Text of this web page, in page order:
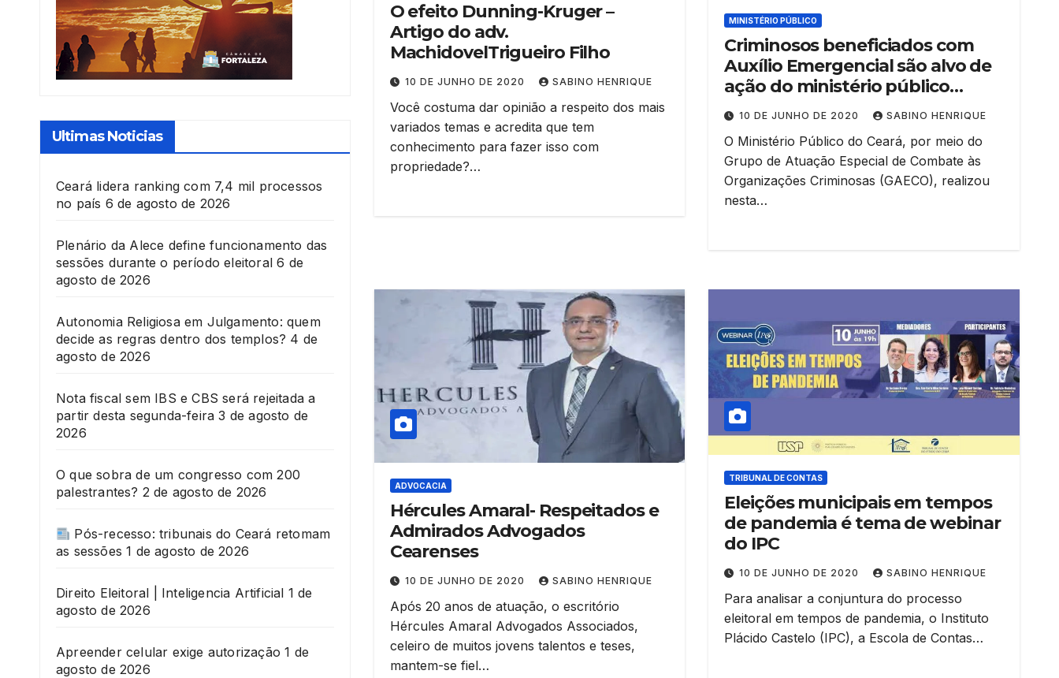
Ultimas Noticias
Ceará lidera ranking com 7,4 mil processos
no país 6 de agosto de 2026
Plenário da Alece define funcionamento das
sessões durante o período eleitoral 6 de
agosto de 2026
Autonomia Religiosa em Julgamento: quem
decide as regras dentro dos templos? 4 de
agosto de 2026
Nota fiscal sem IBS e CBS será rejeitada a
partir desta segunda-feira 3 de agosto de
2026
O que sobra de um congresso com 200
palestrantes? 2 de agosto de 2026
Pós-recesso: tribunais do Ceará retomam
as sessões 1 de agosto de 2026
Direito Eleitoral | Inteligencia Artificial 1 de
agosto de 2026
Apreender celular exige autorização 1 de
agosto de 2026
O efeito Dunning-Kruger –
Artigo do adv.
MachidovelTrigueiro Filho
10 DE JUNHO DE 2020 SABINO HENRIQUE
Você costuma dar opinião a respeito dos mais
variados temas e acredita que tem
conhecimento para fazer isso com
propriedade?…
MINISTÉRIO PÚBLICO
Criminosos beneficiados com
Auxílio Emergencial são alvo de
ação do ministério público
cearense
10 DE JUNHO DE 2020 SABINO HENRIQUE
O Ministério Público do Ceará, por meio do
Grupo de Atuação Especial de Combate às
Organizações Criminosas (GAECO), realizou
nesta…
ADVOCACIA
Hércules Amaral- Respeitados e
Admirados Advogados
Cearenses
10 DE JUNHO DE 2020 SABINO HENRIQUE
Após 20 anos de atuação, o escritório
Hércules Amaral Advogados Associados,
celeiro de muitos jovens talentos e teses,
mantem-se fiel…
TRIBUNAL DE CONTAS
Eleições municipais em tempos
de pandemia é tema de webinar
do IPC
10 DE JUNHO DE 2020 SABINO HENRIQUE
Para analisar a conjuntura do processo
eleitoral em tempos de pandemia, o Instituto
Plácido Castelo (IPC), a Escola de Contas…